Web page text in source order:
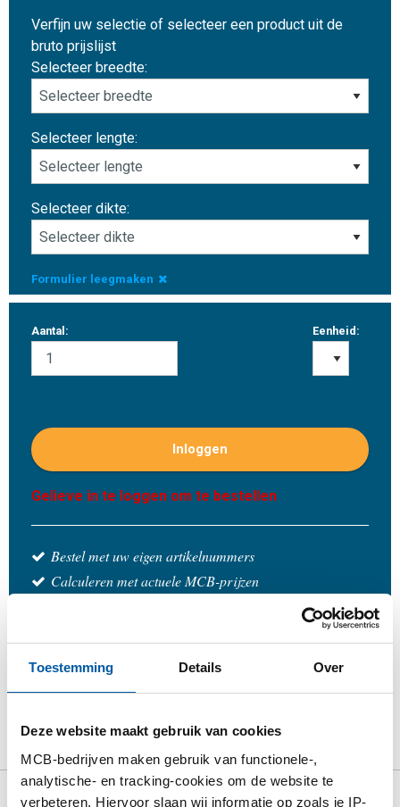
Toestemming Details Over
Deze website maakt gebruik van cookies
MCB-bedrijven maken gebruik van functionele-,
analytische- en tracking-cookies om de website te
verbeteren. Hiervoor slaan wij informatie op zoals je IP-
Verfijn uw selectie of selecteer een product uit de
bruto prijslijst
Selecteer breedte:
Selecteer lengte:
Selecteer dikte:
Formulier leegmaken
Aantal: Eenheid:
Inloggen
Gelieve in te loggen om te bestellen
Bestel met uw eigen artikelnummers
Calculeren met actuele MCB-prijzen